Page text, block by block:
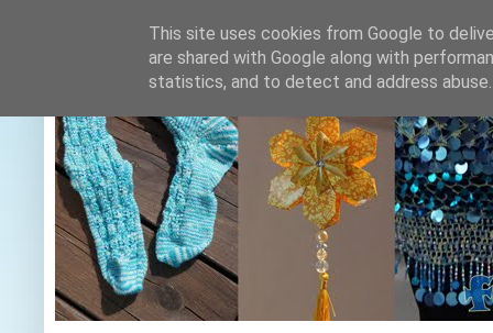
This site uses cookies from Google to
are shared with Google along with
statistics, and to detect and address abuse.